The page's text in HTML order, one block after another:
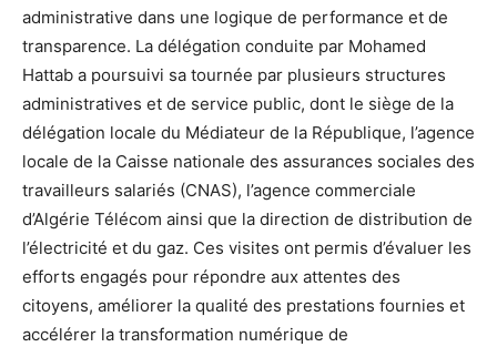
administrative dans une logique de performance et de
transparence. La délégation conduite par Mohamed
Hattab a poursuivi sa tournée par plusieurs structures
administratives et de service public, dont le siège de la
délégation locale du Médiateur de la République, l’agence
locale de la Caisse nationale des assurances sociales des
travailleurs salariés (CNAS), l’agence commerciale
d’Algérie Télécom ainsi que la direction de distribution de
l’électricité et du gaz. Ces visites ont permis d’évaluer les
efforts engagés pour répondre aux attentes des
citoyens, améliorer la qualité des prestations fournies et
accélérer la transformation numérique de